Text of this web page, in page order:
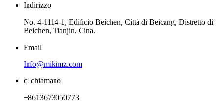
Indirizzo
No. 4-1114-1, Edificio Beichen, Città di Beicang, Distretto di
Beichen, Tianjin, Cina.
Email
Info@mikimz.com
ci chiamano
+8613673050773